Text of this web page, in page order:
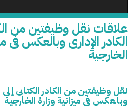
علاقات نقل وظيفتين من
الكادر الإدارى وبالعكس فى
الخارجية
نقل وظيفتين من الكادر الكتابى إلى
وبالعكس فى ميزانية وزارة الخارجية